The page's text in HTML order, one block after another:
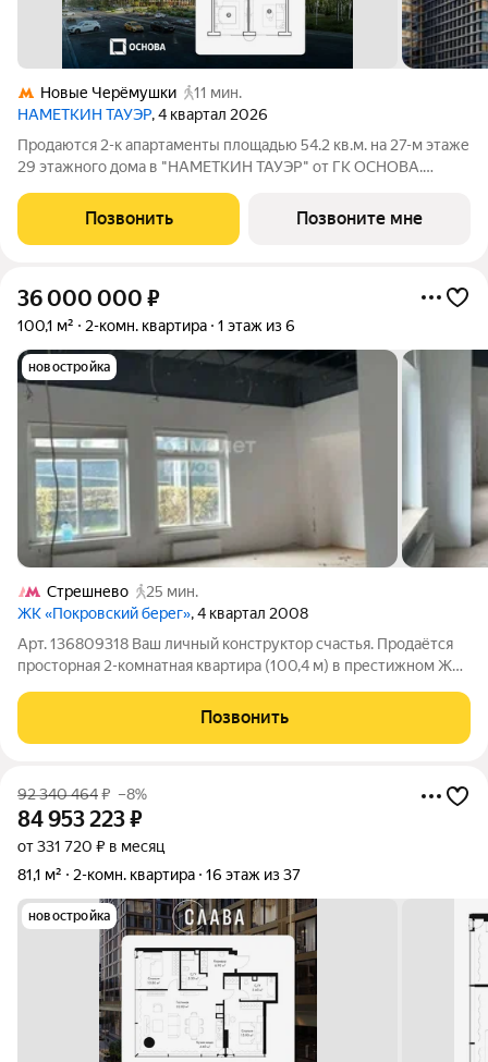
Новые Черёмушки
11 мин.
НАМЕТКИН ТАУЭР, 4 квартал 2026
Продаются 2-к апартаменты площадью 54.2 кв.м. на 27-м этаже
29 этажного дома в "НАМЕТКИН ТАУЭР" от ГК ОСНОВА.
обслуживанием, располагается в районе Черёмушки на Юго-
Западе Москвы. Архитектура от
Позвонить Позвоните мне
36 000 000 ₽
100,1 м² 2-комн. квартира 1 этаж из 6
новостройка
Стрешнево
25 мин.
ЖК «Покровский берег», 4 квартал 2008
Арт. 136809318 Ваш личный конструктор счастья. Продаётся
просторная 2-комнатная квартира (100,4 м) в престижном ЖК
Почему эту квартиру разберут за 2 недели? СВОБОДА
ТВОРЧЕСТВА. Квартира без
Позвонить
92 340 464₽ –8%
84 953 223₽
от 331 720 ₽ в месяц
81,1 м²
2-комн. квартира 16 этаж из 37
новостройка